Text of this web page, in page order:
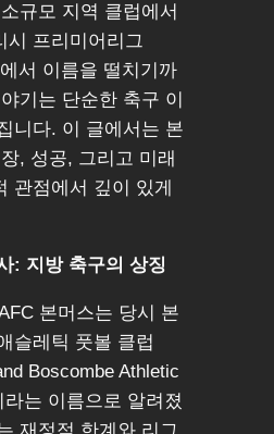
규모 지역 클럽에서
시 프리미어리그
서 이름을 떨치기까
기는 단순한 축구 이
니다. 이 글에서는 본
, 성공, 그리고 미래
관점에서 깊이 있게
: 지방 축구의 상징
본머스는 당시 본
슬레틱 풋볼 클럽
Boscombe Athletic
라는 이름으로 알려졌